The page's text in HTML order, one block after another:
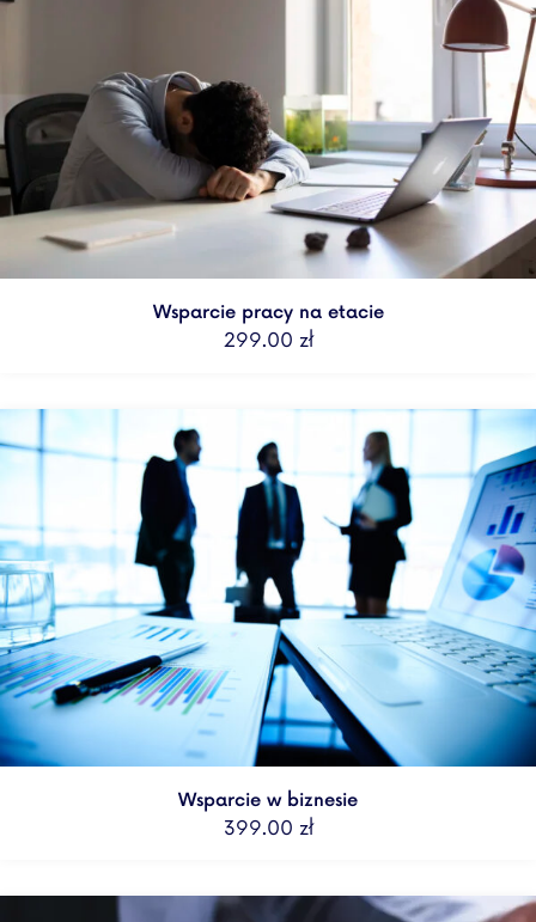
Wsparcie pracy na etacie
299.00 zł
Wsparcie w biznesie
399.00 zł